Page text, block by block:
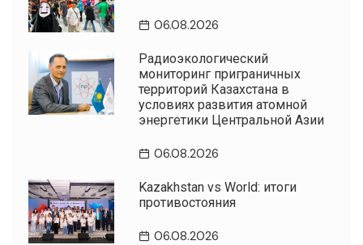
06.08.2026
Радиоэкологический
мониторинг приграничных
территорий Казахстана в
условиях развития атомной
энергетики Центральной Азии
06.08.2026
Kazakhstan vs World: итоги
противостояния
06.08.2026